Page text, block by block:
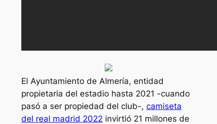
El Ayuntamiento de Almería, entidad
propietaria del estadio hasta 2021 -cuando
pasó a ser propiedad del club-, camiseta
del real madrid 2022 invirtió 21 millones de